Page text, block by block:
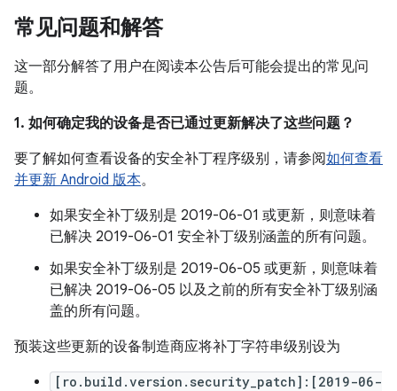
常见问题和解答
这一部分解答了用户在阅读本公告后可能会提出的常见问
题。
1. 如何确定我的设备是否已通过更新解决了这些问题？
要了解如何查看设备的安全补丁程序级别，请参阅如何查看
并更新 Android 版本。
如果安全补丁级别是 2019-06-01 或更新，则意味着
已解决 2019-06-01 安全补丁级别涵盖的所有问题。
如果安全补丁级别是 2019-06-05 或更新，则意味着
已解决 2019-06-05 以及之前的所有安全补丁级别涵
盖的所有问题。
预装这些更新的设备制造商应将补丁字符串级别设为
[ro.build.version.security_patch]:[2019-06-